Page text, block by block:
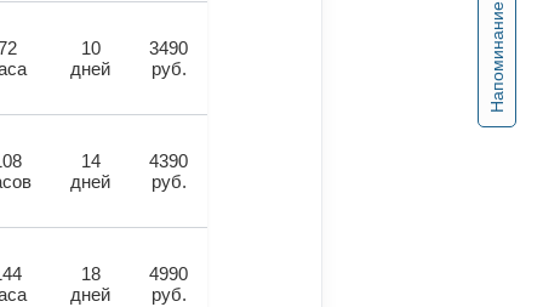
Напоминание
10
дней
3490
руб.
14
дней
4390
руб.
18
дней
4990
руб.